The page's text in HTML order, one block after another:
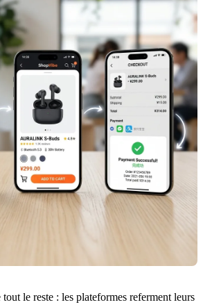
le reste : les plateformes referment leurs